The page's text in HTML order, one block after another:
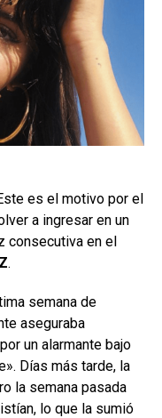
es el motivo por el
a ingresar en un
consecutiva en el
.
semana de
aseguraba
un alarmante bajo
Días más tarde, la
la semana pasada
lo que la sumió